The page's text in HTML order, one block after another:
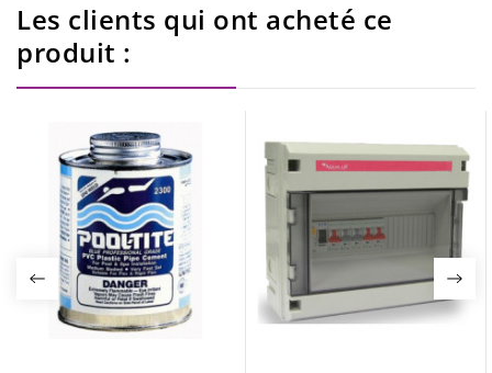
Les clients qui ont acheté ce
produit :